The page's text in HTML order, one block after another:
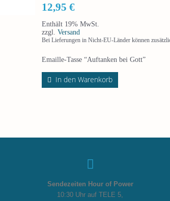
12,95 €
Enthält 19% MwSt.
zzgl. Versand
Bei Lieferungen in Nicht-EU-Länder können
Emaille-Tasse “Auftanken bei Gott”
In den Warenkorb
Sendezeiten Hour of Power
10:30 Uhr auf TELE 5,